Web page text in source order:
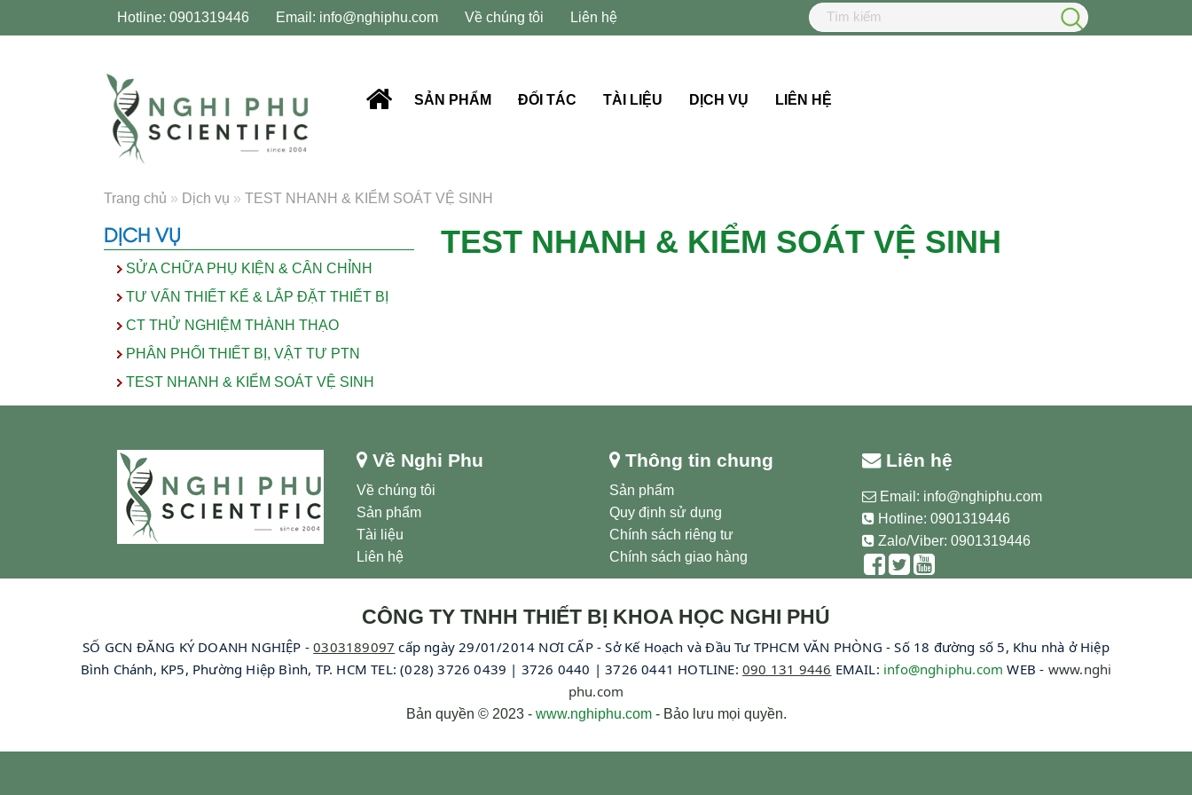
Hotline: 0901319446 Email: info@nghiphu.com Về chúng tôi Liên hệ
SẢN PHẨM ĐỐI TÁC TÀI LIỆU DỊCH VỤ LIÊN HỆ
Trang chủ » Dịch vụ » TEST NHANH & KIỂM SOÁT VỆ SINH
DỊCH VỤ
SỬA CHỮA PHỤ KIỆN & CÂN CHỈNH
TƯ VẤN THIẾT KẾ & LẮP ĐẶT THIẾT BỊ
CT THỬ NGHIỆM THÀNH THẠO
PHÂN PHỐI THIẾT BỊ, VẬT TƯ PTN
TEST NHANH & KIỂM SOÁT VỆ SINH
TEST NHANH & KIỂM SOÁT VỆ SINH
Về Nghi Phu
Về chúng tôi
Sản phẩm
Tài liệu
Liên hệ
Thông tin chung
Sản phẩm
Quy định sử dụng
Chính sách riêng tư
Chính sách giao hàng
Liên hệ
Email: info@nghiphu.com
Hotline: 0901319446
Zalo/Viber: 0901319446
CÔNG TY TNHH THIẾT BỊ KHOA HỌC NGHI PHÚ
SỐ GCN ĐĂNG KÝ DOANH NGHIỆP -0303189097 cấp ngày 29/01/2014 NƠI CẤP - Sở Kế Hoạch và Đầu Tư TPHCM VĂN PHÒNG - Số 18 đường số 5, Khu nhà ở Hiệp
Bình Chánh, KP5, Phường Hiệp Bình, TP. HCM TEL: (028) 3726 0439 | 3726 0440 | 3726 0441 HOTLINE:090 131 9446 EMAIL: info@nghiphu.com WEB - www.nghi
phu.com
Bản quyền © 2023 - www.nghiphu.com- Bảo lưu mọi quyền.